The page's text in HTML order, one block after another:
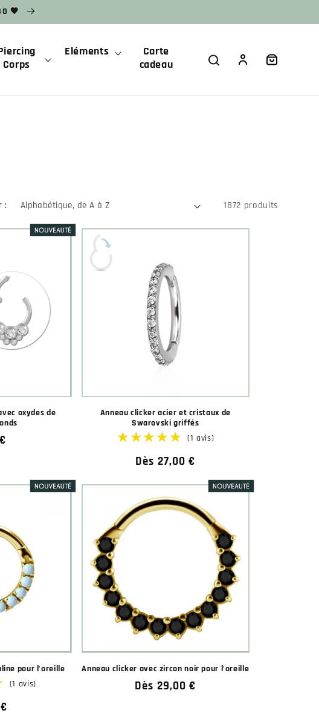
🧡
Corps
Eléments
Carte
cadeau
ConnexionPanier
: 1872 produits
oxydes de
Anneau clicker acier et cristaux de
Swarovski griffés
Prix
Dès 27,00 €
pour l'oreille Anneau clicker avec zircon noir pour l'oreille
Prix
Dès 29,00 €